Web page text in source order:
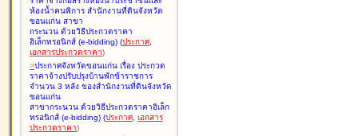
ห้องน้ำคนพิการ สำนักงานที่ดินจังหวัด
ขอนแก่น สาขา
กระนวน ด้วยวิธีประกวดราคา
อิเล็กทรอนิกส์ (e-bidding) (ประกาศ,
เอกสารประกวดราคา)
>ประกาศจังหวัดขอนแก่น เรื่อง ประกวด
ราคาจ้างปรับปรุงบ้านพักข้าราชการ
จำนวน 3 หลัง ของสำนักงานที่ดินจังหวัด
ขอนแก่น
สาขากระนวน ด้วยวิธีประกวดราคาอิเล็ก
ทรอนิกส์ (e-bidding) (ประกาศ, เอกสาร
ประกวดราคา)